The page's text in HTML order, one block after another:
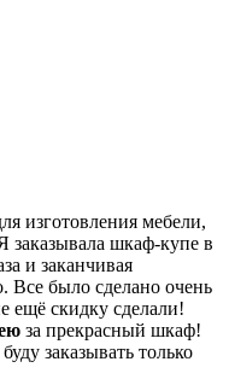
изготовления мебели,
шкаф-купе в
и заканчивая
было сделано очень
ещё скидку сделали!
за прекрасный шкаф!
заказывать только